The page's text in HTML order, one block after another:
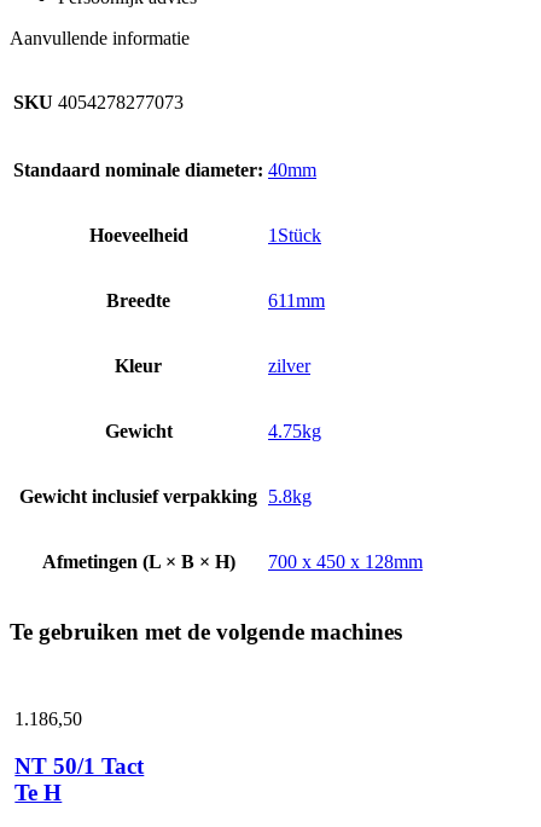
Aanvullende informatie
SKU 4054278277073
Standaard nominale diameter: 40mm
Hoeveelheid 1Stück
Breedte 611mm
Kleur zilver
Gewicht 4.75kg
Gewicht inclusief verpakking 5.8kg
Afmetingen (L × B × H) 700 x 450 x 128mm
Te gebruiken met de volgende machines
1.186,50
NT 50/1 Tact
Te H